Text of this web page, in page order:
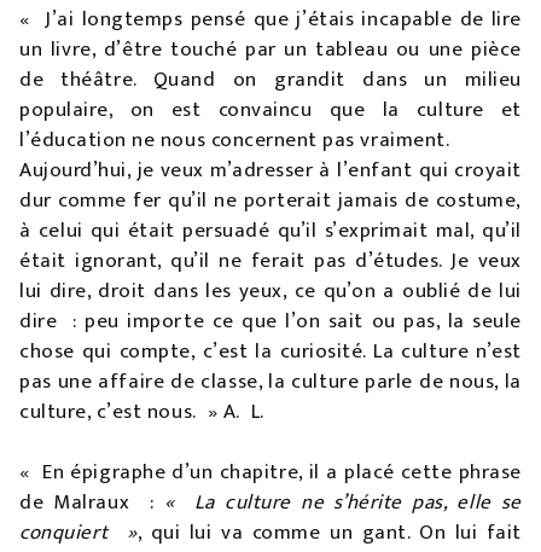
« J’ai longtemps pensé que j’étais incapable de lire
un livre, d’être touché par un tableau ou une pièce
de théâtre. Quand on grandit dans un milieu
populaire, on est convaincu que la culture et
l’éducation ne nous concernent pas vraiment.
Aujourd’hui, je veux m’adresser à l’enfant qui croyait
dur comme fer qu’il ne porterait jamais de costume,
à celui qui était persuadé qu’il s’exprimait mal, qu’il
était ignorant, qu’il ne ferait pas d’études. Je veux
lui dire, droit dans les yeux, ce qu’on a oublié de lui
dire : peu importe ce que l’on sait ou pas, la seule
chose qui compte, c’est la curiosité. La culture n’est
pas une affaire de classe, la culture parle de nous, la
culture, c’est nous. » A. L.
« En épigraphe d’un chapitre, il a placé cette phrase
de Malraux : « La culture ne s’hérite pas, elle se
conquiert », qui lui va comme un gant. On lui fait